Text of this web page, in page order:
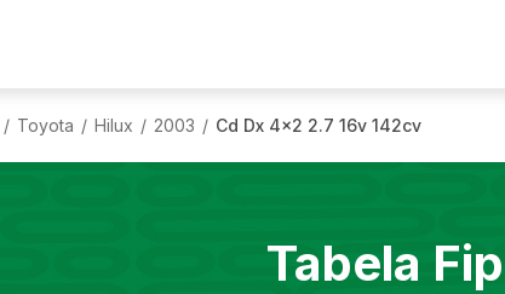
/ Toyota / Hilux / 2003 / Cd Dx 4x2 2.7 16v 142cv
Tabela